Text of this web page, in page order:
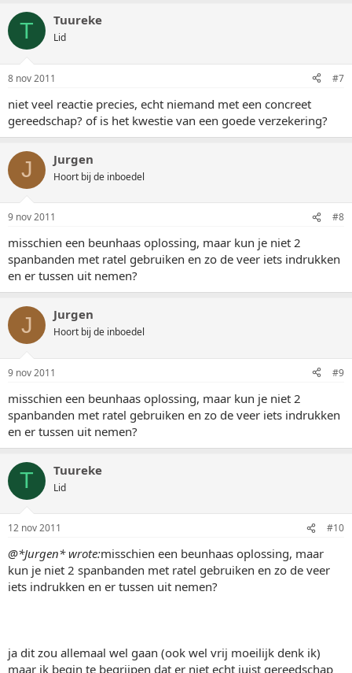
T Tuureke
Lid
8 nov 2011 #7
niet veel reactie precies, echt niemand met een concreet
gereedschap? of is het kwestie van een goede verzekering?
J Jurgen
Hoort bij de inboedel
9 nov 2011 #8
misschien een beunhaas oplossing, maar kun je niet 2
spanbanden met ratel gebruiken en zo de veer iets indrukken
en er tussen uit nemen?
J Jurgen
Hoort bij de inboedel
9 nov 2011 #9
misschien een beunhaas oplossing, maar kun je niet 2
spanbanden met ratel gebruiken en zo de veer iets indrukken
en er tussen uit nemen?
T Tuureke
Lid
12 nov 2011 #10
@*Jurgen* wrote:misschien een beunhaas oplossing, maar
kun je niet 2 spanbanden met ratel gebruiken en zo de veer
iets indrukken en er tussen uit nemen?
ja dit zou allemaal wel gaan (ook wel vrij moeilijk denk ik)
maar ik begin te begrijpen dat er niet echt juist gereedschap